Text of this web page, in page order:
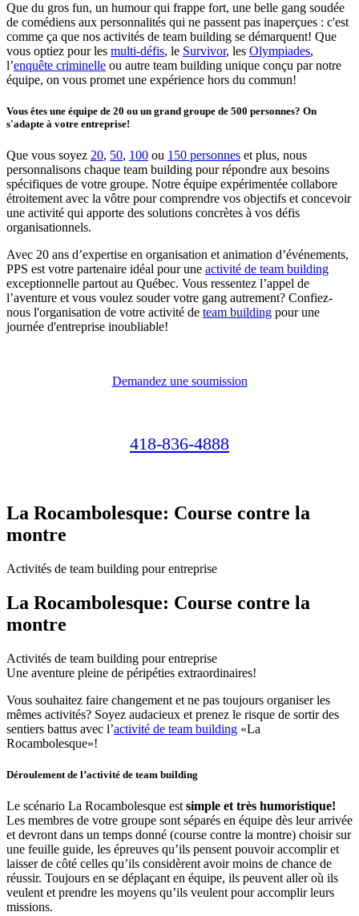
Que du gros fun, un humour qui frappe fort, une belle gang soudée
de comédiens aux personnalités qui ne passent pas inaperçues : c'est
comme ça que nos activités de team building se démarquent! Que
vous optiez pour les multi-défis, le Survivor, les Olympiades,
l’enquête criminelle ou autre team building unique conçu par notre
équipe, on vous promet une expérience hors du commun!
Vous êtes une équipe de 20 ou un grand groupe de 500 personnes? On
s'adapte à votre entreprise!
Que vous soyez 20, 50, 100 ou 150 personnes et plus, nous
personnalisons chaque team building pour répondre aux besoins
spécifiques de votre groupe. Notre équipe expérimentée collabore
étroitement avec la vôtre pour comprendre vos objectifs et concevoir
une activité qui apporte des solutions concrètes à vos défis
organisationnels.
Avec 20 ans d’expertise en organisation et animation d’événements,
PPS est votre partenaire idéal pour une activité de team building
exceptionnelle partout au Québec. Vous ressentez l’appel de
l’aventure et vous voulez souder votre gang autrement? Confiez-
nous l'organisation de votre activité de team building pour une
journée d'entreprise inoubliable!
Demandez une soumission
418-836-4888
La Rocambolesque: Course contre la
montre
Activités de team building pour entreprise
La Rocambolesque: Course contre la
montre
Activités de team building pour entreprise
Une aventure pleine de péripéties extraordinaires!
Vous souhaitez faire changement et ne pas toujours organiser les
mêmes activités? Soyez audacieux et prenez le risque de sortir des
sentiers battus avec l’activité de team building «La
Rocambolesque»!
Déroulement de l’activité de team building
Le scénario La Rocambolesque estsimple et très humoristique!
Les membres de votre groupe sont séparés en équipe dès leur arrivée
et devront dans un temps donné (course contre la montre) choisir sur
une feuille guide, les épreuves qu’ils pensent pouvoir accomplir et
laisser de côté celles qu’ils considèrent avoir moins de chance de
réussir. Toujours en se déplaçant en équipe, ils peuvent aller où ils
veulent et prendre les moyens qu’ils veulent pour accomplir leurs
missions.